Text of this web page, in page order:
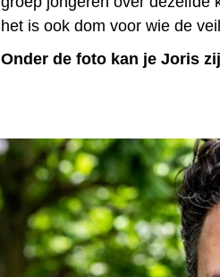
het is ook dom voor wie de
Onder de foto kan je Joris